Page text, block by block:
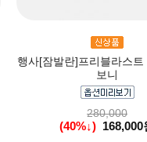
행사[잠발란]프리블라스트
보니
280,000
(40%↓) 168,000